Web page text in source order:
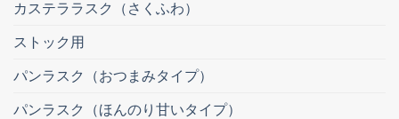
カステララスク（さくふわ）
ストック用
パンラスク（おつまみタイプ）
パンラスク（ほんのり甘いタイプ）